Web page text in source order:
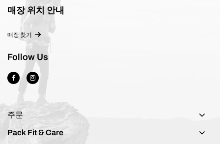
매장 위치 안내
매장 찾기
Follow Us
주문
Pack Fit & Care